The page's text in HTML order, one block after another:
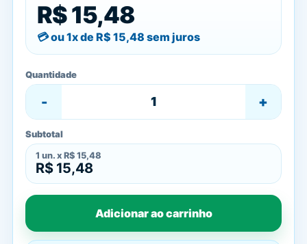
R$ 15,48
ou 1x de R$ 15,48 sem juros
Quantidade
- +
Subtotal
1 un. x R$ 15,48
R$ 15,48
Adicionar ao carrinho